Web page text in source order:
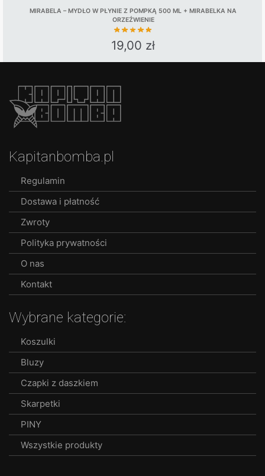
MIRABELA – MYDŁO W PŁYNIE Z POMPKĄ 500 ML + MIRABELKA NA
ORZEŹWIENIE
19,00 zł
Kapitanbomba.pl
Regulamin
Dostawa i płatność
Zwroty
Polityka prywatności
O nas
Kontakt
Wybrane kategorie:
Koszulki
Bluzy
Czapki z daszkiem
Skarpetki
PINY
Wszystkie produkty